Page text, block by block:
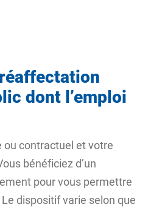
dont l’emploi
contractuel et votre
bénéficiez d’un
pour vous permettre
dispositif varie selon que